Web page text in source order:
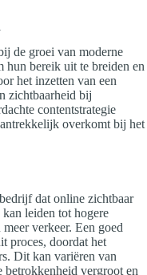
de groei van moderne
hun bereik uit te breiden en
het inzetten van een
zichtbaarheid bij
contentstrategie
overkomt bij het
dat online zichtbaar
leiden tot hogere
verkeer. Een goed
proces, doordat het
Dit kan variëren van
vergroot en